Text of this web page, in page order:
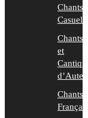
Chants
Casuels
Chants
et
Chants
Français